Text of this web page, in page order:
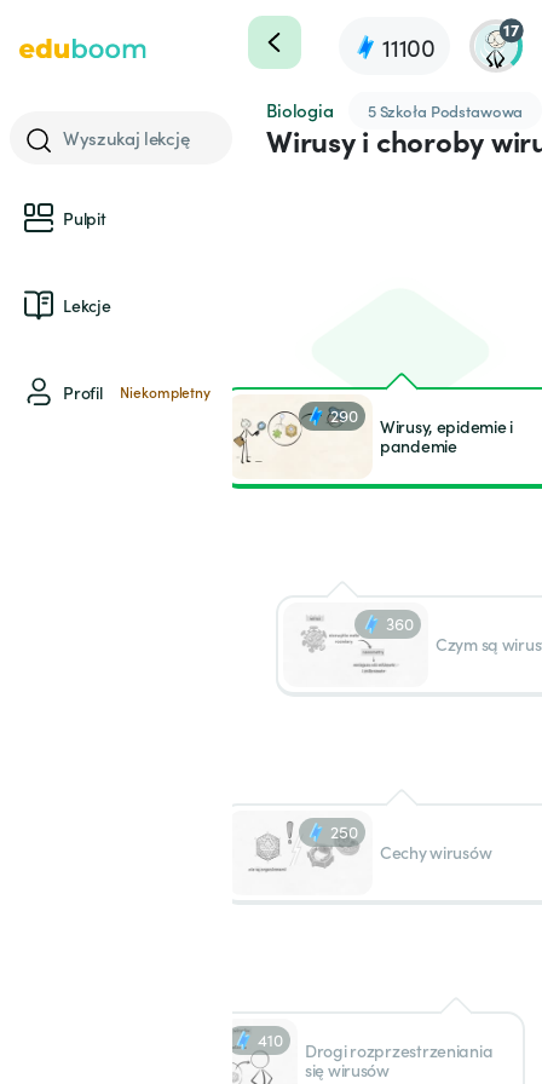
11100
17
Wyszukaj lekcję
Pulpit
Lekcje
Profil Niekompletny
Biologia 5 Szkoła Podstawowa
Wirusy i choroby
290
Wirusy, epidemie i
pandemie
360
Czym są
250
Cechy wirusów
410
Drogi rozprzestrzeniania
się wirusów